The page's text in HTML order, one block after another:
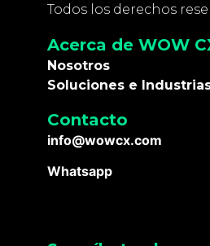
Todos los derechos
Acerca de WOW
Nosotros
Soluciones e
Contacto
info@wowcx.com
Whatsapp